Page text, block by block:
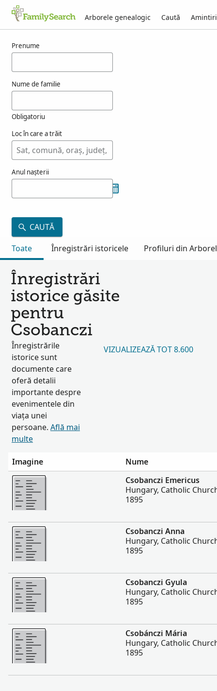
Arborele genealogic Caută Amintiri
Prenume
Nume de familie
Obligatoriu
Loc în care a trăit
Anul nașterii
CAUTĂ
Toate
Înregistrări istoricele Profiluri din
Înregistrări
istorice găsite
pentru
Csobanczi
Înregistrările
istorice sunt
documente care
oferă detalii
importante despre
evenimentele din
viața unei
persoane. Află mai
multe
VIZUALIZEAZĂ TOT 8.600
Imagine
Nume
Mai multe
Csobanczi Emericus
Hungary, Catholic
1895
Mai multe
Csobanczi Anna
Hungary, Catholic
1895
Mai multe
Csobanczi Gyula
Hungary, Catholic
1895
Mai multe
Csobánczi Mária
Hungary, Catholic
1895